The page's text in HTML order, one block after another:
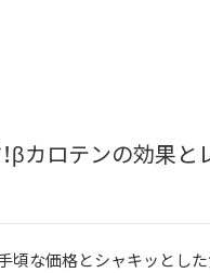
βカロテンの効果
手頃な価格とシャキッとし